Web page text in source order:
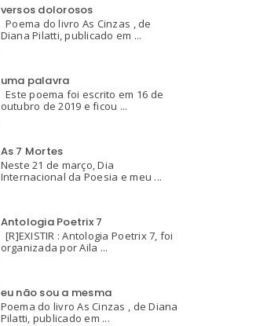
versos dolorosos
Poema do livro As Cinzas , de
Diana Pilatti, publicado em ...
uma palavra
Este poema foi escrito em 16 de
outubro de 2019 e ficou ...
As 7 Mortes
Neste 21 de março, Dia
Internacional da Poesia e meu ...
Antologia Poetrix 7
[R]EXISTIR : Antologia Poetrix 7, foi
organizada por Aila ...
eu não sou a mesma
Poema do livro As Cinzas , de Diana
Pilatti, publicado em ...